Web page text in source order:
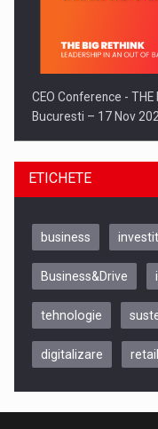
CEO Conference - THE
Bucuresti – 17 Nov
Be Inspired. Make it
ETICHETE
business
Business&Drive
tehnologie
digitalizare retail